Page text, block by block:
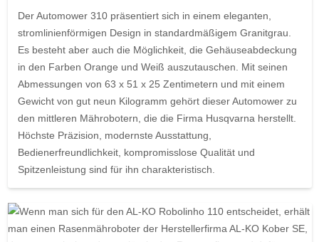
Der Automower 310 präsentiert sich in einem eleganten,
stromlinienförmigen Design in standardmäßigem Granitgrau.
Es besteht aber auch die Möglichkeit, die Gehäuseabdeckung
in den Farben Orange und Weiß auszutauschen. Mit seinen
Abmessungen von 63 x 51 x 25 Zentimetern und mit einem
Gewicht von gut neun Kilogramm gehört dieser Automower zu
den mittleren Mährobotern, die die Firma Husqvarna herstellt.
Höchste Präzision, modernste Ausstattung,
Bedienerfreundlichkeit, kompromisslose Qualität und
Spitzenleistung sind für ihn charakteristisch.